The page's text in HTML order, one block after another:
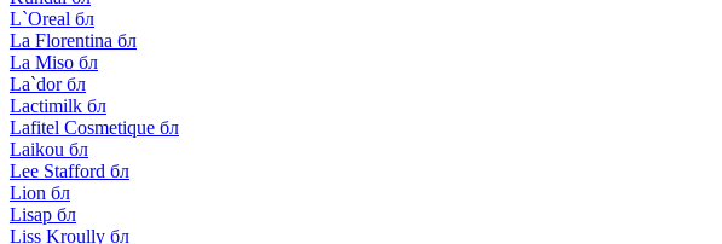
L`Oreal бл
La Florentina бл
La Miso бл
La`dor бл
Lactimilk бл
Lafitel Cosmetique бл
Laikou бл
Lee Stafford бл
Lion бл
Lisap бл
Liss Kroully бл